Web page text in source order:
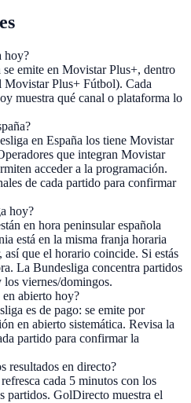
hoy?
emite en Movistar Plus+, dentro
Movistar Plus+ Fútbol). Cada
muestra qué canal o plataforma lo
en España los tiene Movistar
que integran Movistar
acceder a la programación.
de cada partido para confirmar
hoy?
en hora peninsular española
está en la misma franja horaria
así que el horario coincide. Si estás
La Bundesliga concentra partidos
los viernes/domingos.
abierto hoy?
es de pago: se emite por
en abierto sistemática. Revisa la
partido para confirmar la
resultados en directo?
cada 5 minutos con los
partidos. GolDirecto muestra el